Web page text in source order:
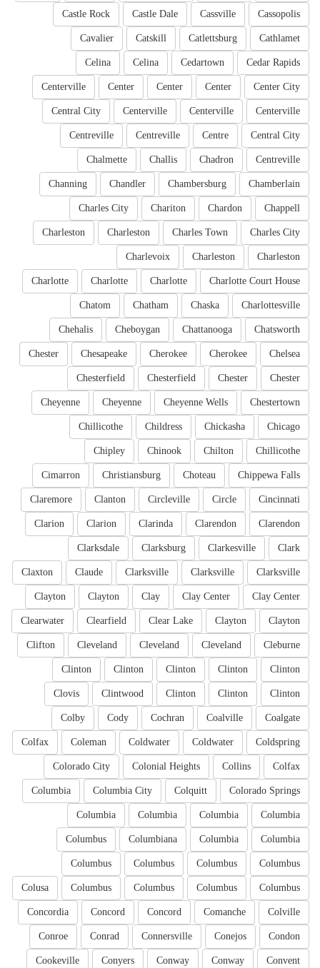
Cassopolis
Cassville
Castle Dale
Castle Rock
Cathlamet
Catlettsburg
Catskill
Cavalier
Cedar Rapids
Cedartown
Celina
Celina
Center City
Center
Center
Center
Centerville
Centerville
Centerville
Centerville
Central City
Central City
Centre
Centreville
Centreville
Centreville
Chadron
Challis
Chalmette
Chamberlain
Chambersburg
Chandler
Channing
Chappell
Chardon
Chariton
Charles City
Charles City
Charles Town
Charleston
Charleston
Charleston
Charleston
Charlevoix
Charlotte Court House
Charlotte
Charlotte
Charlotte
Charlottesville
Chaska
Chatham
Chatom
Chatsworth
Chattanooga
Cheboygan
Chehalis
Chelsea
Cherokee
Cherokee
Chesapeake
Chester
Chester
Chester
Chesterfield
Chesterfield
Chestertown
Cheyenne Wells
Cheyenne
Cheyenne
Chicago
Chickasha
Childress
Chillicothe
Chillicothe
Chilton
Chinook
Chipley
Chippewa Falls
Choteau
Christiansburg
Cimarron
Cincinnati
Circle
Circleville
Clanton
Claremore
Clarendon
Clarendon
Clarinda
Clarion
Clarion
Clark
Clarkesville
Clarksburg
Clarksdale
Clarksville
Clarksville
Clarksville
Claude
Claxton
Clay Center
Clay Center
Clay
Clayton
Clayton
Clayton
Clayton
Clear Lake
Clearfield
Clearwater
Cleburne
Cleveland
Cleveland
Cleveland
Clifton
Clinton
Clinton
Clinton
Clinton
Clinton
Clinton
Clinton
Clinton
Clintwood
Clovis
Coalgate
Coalville
Cochran
Cody
Colby
Coldspring
Coldwater
Coldwater
Coleman
Colfax
Colfax
Collins
Colonial Heights
Colorado City
Colorado Springs
Colquitt
Columbia City
Columbia
Columbia
Columbia
Columbia
Columbia
Columbia
Columbia
Columbiana
Columbus
Columbus
Columbus
Columbus
Columbus
Columbus
Columbus
Columbus
Columbus
Colusa
Colville
Comanche
Concord
Concord
Concordia
Condon
Conejos
Connersville
Conrad
Conroe
Convent
Conway
Conway
Conyers
Cookeville